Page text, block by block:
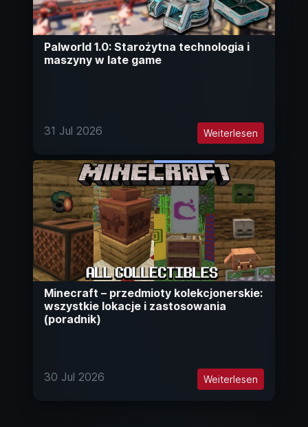
Palworld 1.0: Starożytna technologia i
maszyny w late game
31 Jul 2026 Weiterlesen
Minecraft – przedmioty kolekcjonerskie:
wszystkie lokacje i zastosowania
(poradnik)
30 Jul 2026 Weiterlesen